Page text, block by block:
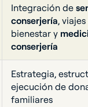
Integración de
conserjería,
bienestar y
conserjería
Estrategia,
ejecución de
familiares